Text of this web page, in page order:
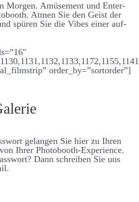
Morgen. Amüsement und Enter­­­
Atmen Sie den Geist der
spüren Sie die Vibes einer auf­­­
order_by=”sortorder”]
ge­langen Sie hier zu Ihren
Ihrer Photo­booth-Experience.
Dann schreiben Sie uns